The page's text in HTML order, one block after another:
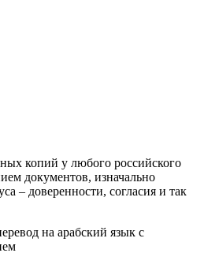
копий у любого российского
документов, изначально
– доверенности, согласия и так